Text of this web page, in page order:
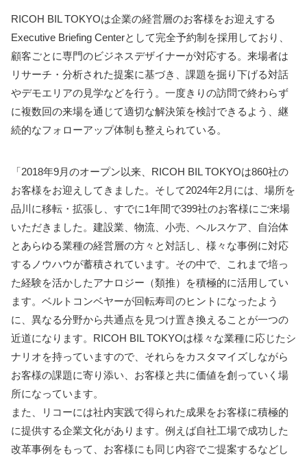
RICOH BIL TOKYOは企業の経営層のお客様をお迎えする
Executive Briefing Centerとして完全予約制を採用しており、
顧客ごとに専門のビジネスデザイナーが対応する。来場者は
リサーチ・分析された提案に基づき、課題を掘り下げる対話
やデモエリアの見学などを行う。一度きりの訪問で終わらず
に複数回の来場を通じて適切な解決策を検討できるよう、継
続的なフォローアップ体制も整えられている。
「2018年9月のオープン以来、RICOH BIL TOKYOは860社の
お客様をお迎えしてきました。そして2024年2月には、場所を
品川に移転・拡張し、すでに1年間で399社のお客様にご来場
いただきました。建設業、物流、小売、ヘルスケア、自治体
とあらゆる業種の経営層の方々と対話し、様々な事例に対応
するノウハウが蓄積されています。その中で、これまで培っ
た経験を活かしたアナロジー（類推）を積極的に活用してい
ます。ベルトコンベヤーが回転寿司のヒントになったよう
に、異なる分野から共通点を見つけ置き換えることが一つの
近道になります。RICOH BIL TOKYOは様々な業種に応じたシ
ナリオを持っていますので、それらをカスタマイズしながら
お客様の課題に寄り添い、お客様と共に価値を創っていく場
所になっています。
また、リコーには社内実践で得られた成果をお客様に積極的
に提供する企業文化があります。例えば自社工場で成功した
改革事例をもって、お客様にも同じ内容でご提案するなどし